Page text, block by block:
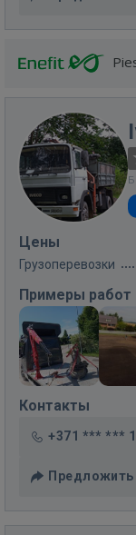
Цены
Грузоперевозки
Примеры работ
Контакты
+371 *** ***
Предложить